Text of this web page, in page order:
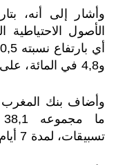
و4,8 في المائة، على أساس سنوي.
وأضاف بنك المغرب
تسبيقات، لمدة 7 أيام، بناء على طلبات عروض.